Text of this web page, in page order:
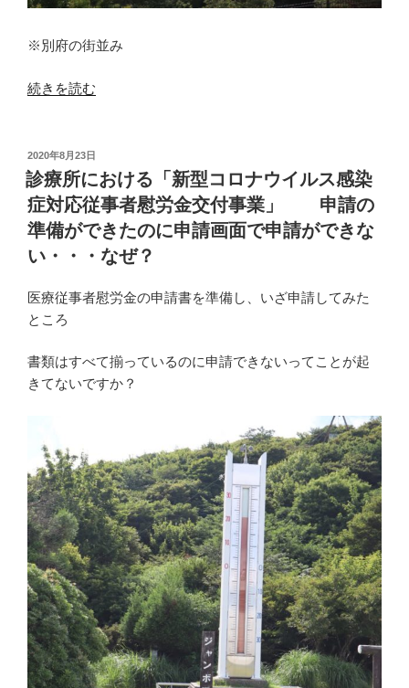
取
し
が
っ
て
聞
い
た
だ
け
ど
う
と？”
の
※別府の街並み
“マ
ン
バ
ー
の
通
知
ー
ド
法
改
止！？
通
知
カ
ー
ド
は
も
う
使
続きを読む
投
稿
日:
2020年8月23日
診療所における「新型コロナウイルス感染
症対応従事者慰労金交付事業」 申請の
準備ができたのに申請画面で申請ができな
い・・・なぜ？
医療従事者慰労金の申請書を準備し、いざ申請してみた
ところ
書類はすべて揃っているのに申請できないってことが起
きてないですか？